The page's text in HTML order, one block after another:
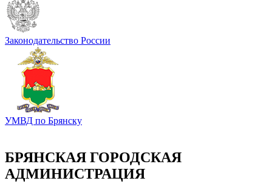
Законодательство России
УМВД по Брянску
БРЯНСКАЯ ГОРОДСКАЯ
АДМИНИСТРАЦИЯ